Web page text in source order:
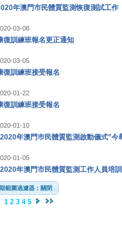
年澳門巿民體質監測恢復測試工作
03-08
復訓練班報名更正通知
03-05
復訓練班接受報名
01-22
復訓練班接受報名
01-10
年澳門巿民體質監測啟動儀式”今
01-05
年澳門市民體質監測工作人員培
範圍過濾器：關閉
1 2 3 4 5